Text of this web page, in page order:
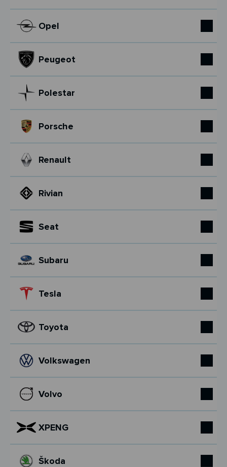
Opel
Peugeot
Polestar
Porsche
Renault
Rivian
Seat
Subaru
Tesla
Toyota
Volkswagen
Volvo
XPENG
Škoda